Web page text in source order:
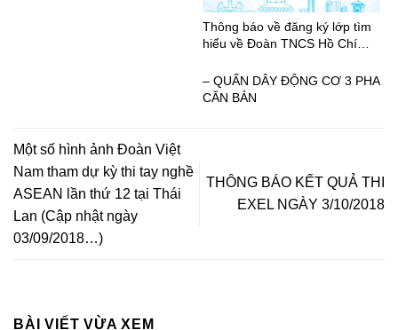
Thông báo về đăng ký lớp tìm
hiểu về Đoàn TNCS Hồ Chí
– QUẤN DÂY ĐỘNG CƠ 3 PHA
CĂN BẢN
Một số hình ảnh Đoàn Việt
Nam tham dự kỳ thi tay nghề
ASEAN lần thứ 12 tại Thái
Lan (Cập nhật ngày
03/09/2018…)
THÔNG BÁO KẾT QUẢ THI
EXEL NGÀY 3/10/2018
BÀI VIẾT VỪA XEM